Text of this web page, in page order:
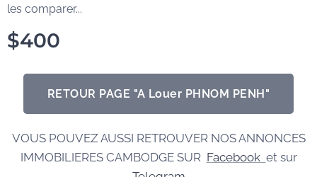
les comparer...
$400
RETOUR PAGE "A Louer PHNOM PENH"
VOUS POUVEZ AUSSI RETROUVER NOS ANNONCES
IMMOBILIERES CAMBODGE SUR Facebook et sur